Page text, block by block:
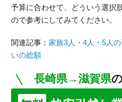
予算に合わせて、どういう選択
ので参考にしてみてください。
関連記事：家族3人・4人・5人
いの総額
長崎県→滋賀県